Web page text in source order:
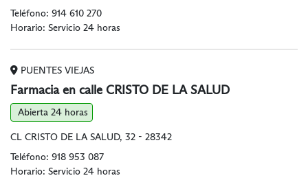
Teléfono: 914 610 270
Horario: Servicio 24 horas
PUENTES VIEJAS
Farmacia en calle CRISTO DE LA SALUD
Abierta 24 horas
CL CRISTO DE LA SALUD, 32 - 28342
Teléfono: 918 953 087
Horario: Servicio 24 horas